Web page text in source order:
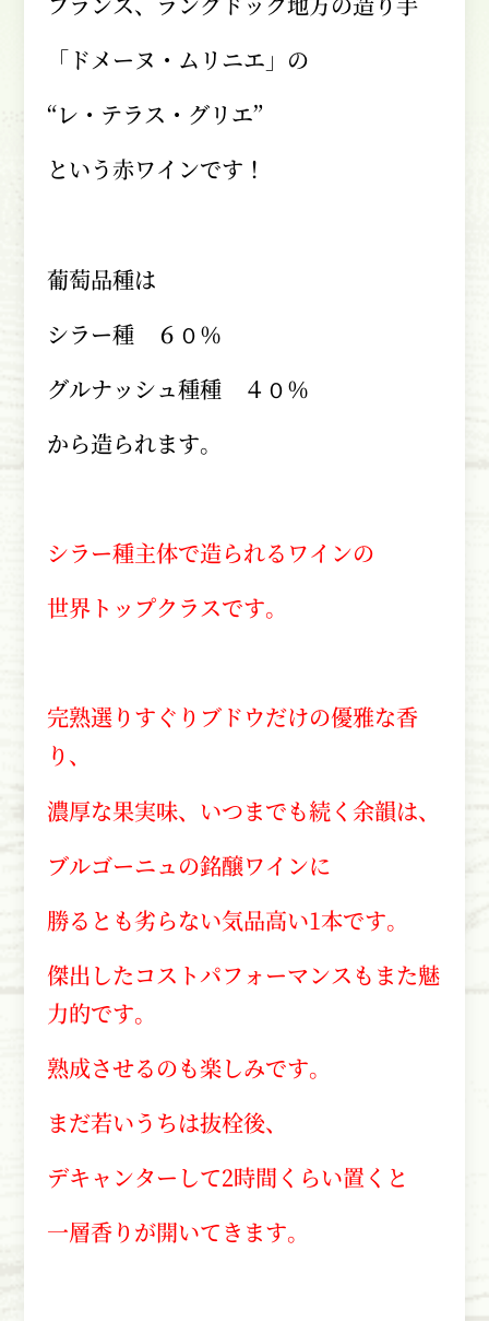
「ドメーヌ・ムリニエ」の
“レ・テラス・グリエ”
という赤ワインです！
葡萄品種は
シラー種 ６０％
グルナッシュ種種 ４０％
から造られます。
シラー種主体で造られるワインの
世界トップクラスです。
完熟選りすぐりブドウだけの優雅な香
り、
濃厚な果実味、いつまでも続く余韻は、
ブルゴーニュの銘醸ワインに
勝るとも劣らない気品高い1本です。
傑出したコストパフォーマンスもまた魅
力的です。
熟成させるのも楽しみです。
まだ若いうちは抜栓後、
デキャンターして2時間くらい置くと
一層香りが開いてきます。